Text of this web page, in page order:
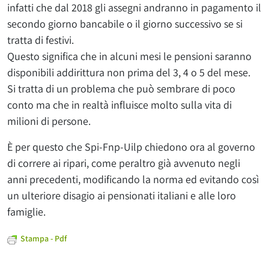
infatti che dal 2018 gli assegni andranno in pagamento il
secondo giorno bancabile o il giorno successivo se si
tratta di festivi.
Questo significa che in alcuni mesi le pensioni saranno
disponibili addirittura non prima del 3, 4 o 5 del mese.
Si tratta di un problema che può sembrare di poco
conto ma che in realtà influisce molto sulla vita di
milioni di persone.
È per questo che Spi-Fnp-Uilp chiedono ora al governo
di correre ai ripari, come peraltro già avvenuto negli
anni precedenti, modificando la norma ed evitando così
un ulteriore disagio ai pensionati italiani e alle loro
famiglie.
Stampa - Pdf